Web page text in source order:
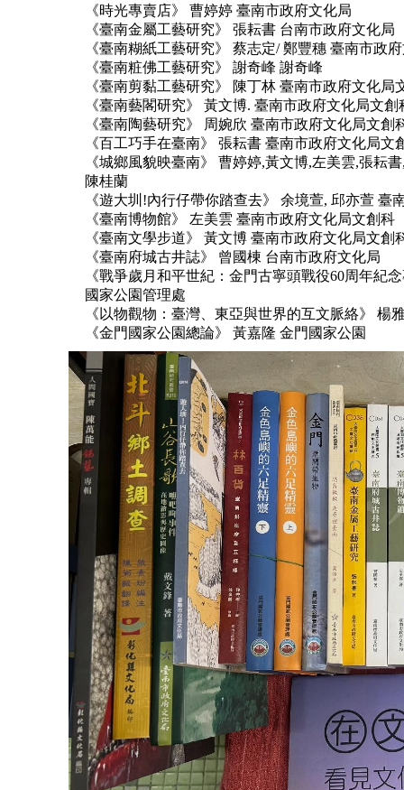
《時光專賣店》 曹婷婷 臺南市政府文化局
《臺南金屬工藝研究》 張耘書 台南市政府文化局
《臺南糊紙工藝研究》 蔡志定/ 鄭豐穗 臺南市政
《臺南粧佛工藝研究》 謝奇峰 謝奇峰
《臺南剪黏工藝研究》 陳丁林 臺南市政府文化局
《臺南藝閣研究》 黃文博. 臺南市政府文化局文創
《臺南陶藝研究》 周婉欣 臺南市政府文化局文創
《百工巧手在臺南》 張耘書 臺南市政府文化局文
《城鄉風貌映臺南》 曹婷婷,黃文博,左美雲,張耘
陳桂蘭
《遊大圳!內行仔帶你踏查去》 余境萱, 邱亦萱 臺
《臺南博物館》 左美雲 臺南市政府文化局文創科
《臺南文學步道》 黃文博 臺南市政府文化局文創
《臺南府城古井誌》 曾國棟 台南市政府文化局
《戰爭歲月和平世紀：金門古寧頭戰役60周年紀
國家公園管理處
《以物觀物：臺灣、東亞與世界的互文脈絡》 楊
《金門國家公園總論》 黃嘉隆 金門國家公園